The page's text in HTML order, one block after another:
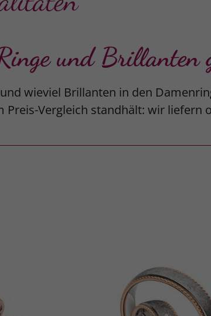
und Brillanten
wieviel Brillanten in den
Vergleich standhält: wir liefern